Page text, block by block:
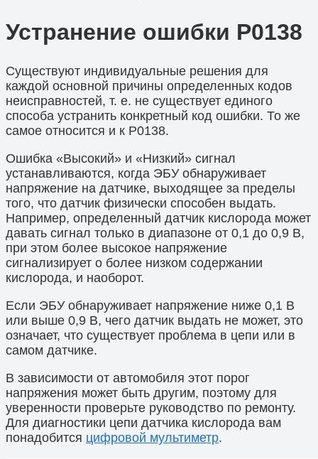
Устранение ошибки P0138
Существуют индивидуальные решения для
каждой основной причины определенных кодов
неисправностей, т. е. не существует единого
способа устранить конкретный код ошибки. То же
самое относится и к P0138.
Ошибка «Высокий» и «Низкий» сигнал
устанавливаются, когда ЭБУ обнаруживает
напряжение на датчике, выходящее за пределы
того, что датчик физически способен выдать.
Например, определенный датчик кислорода может
давать сигнал только в диапазоне от 0,1 до 0,9 В,
при этом более высокое напряжение
сигнализирует о более низком содержании
кислорода, и наоборот.
Если ЭБУ обнаруживает напряжение ниже 0,1 В
или выше 0,9 В, чего датчик выдать не может, это
означает, что существует проблема в цепи или в
самом датчике.
В зависимости от автомобиля этот порог
напряжения может быть другим, поэтому для
уверенности проверьте руководство по ремонту.
Для диагностики цепи датчика кислорода вам
понадобится цифровой мультиметр.